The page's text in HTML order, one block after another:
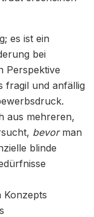
es ist ein
bei
Perspektive
fragil und anfällig
aus mehreren,
bevorman
blinde
Konzepts